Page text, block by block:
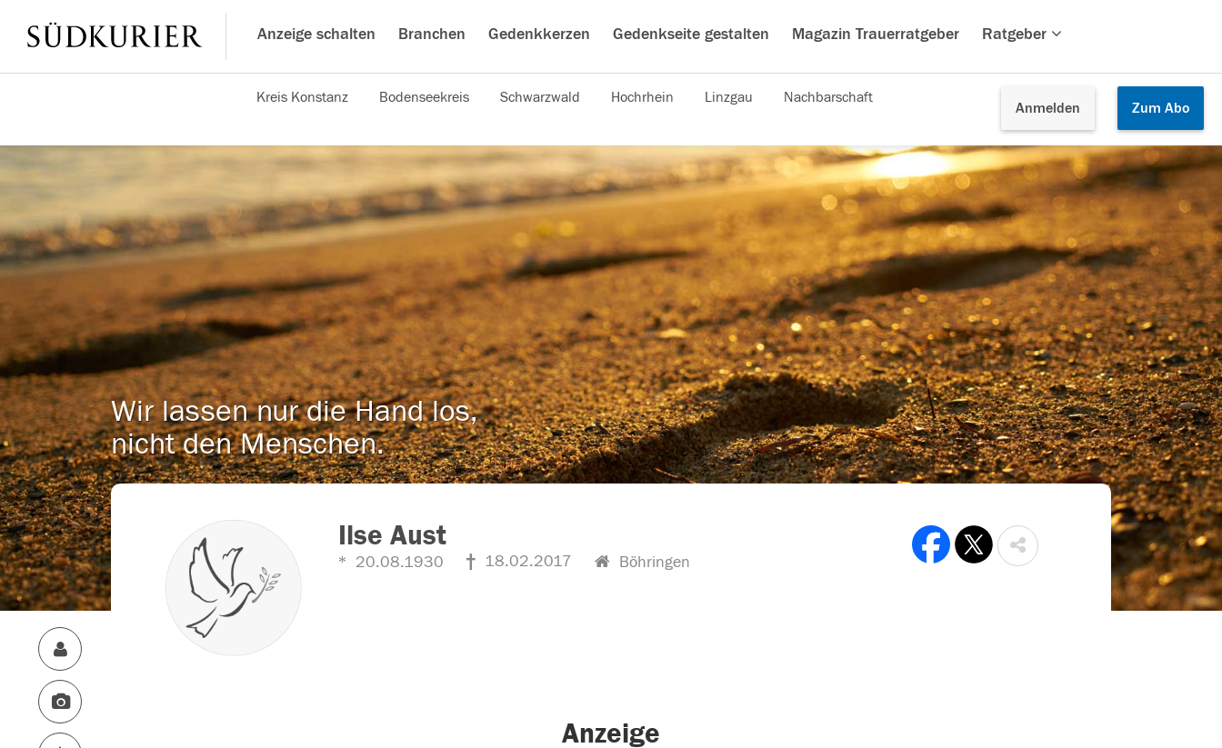
Anzeige schalten Branchen Gedenkkerzen Gedenkseite gestalten Magazin Trauerratgeber Ratgeber
Anmelden Zum Abo
Kreis Konstanz Bodenseekreis Schwarzwald Hochrhein Linzgau Nachbarschaft
Wir lassen nur die Hand los,
nicht den Menschen.
Ilse Aust
20.08.1930 18.02.2017 Böhringen
Anzeige